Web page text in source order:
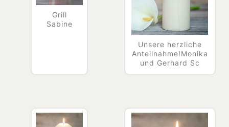
Grill
Sabine
Unsere herzliche
Anteilnahme!Monika
und Gerhard Sc